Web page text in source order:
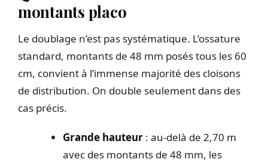
montants placo
Le doublage n’est pas systématique. L’ossature
standard, montants de 48 mm posés tous les 60
cm, convient à l’immense majorité des cloisons
de distribution. On double seulement dans des
cas précis.
Grande hauteur : au-delà de 2,70 m
avec des montants de 48 mm, les